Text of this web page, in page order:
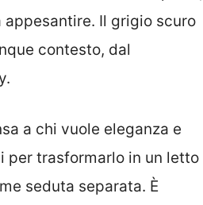
Il grigio scuro
contesto, dal
a chi vuole eleganza e
per trasformarlo in un letto
seduta separata. È